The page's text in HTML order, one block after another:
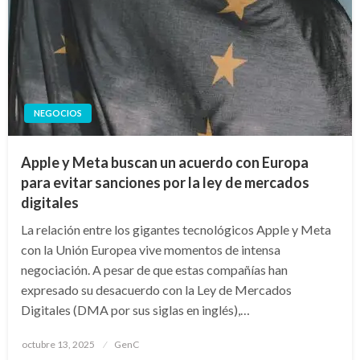
NEGOCIOS
Apple y Meta buscan un acuerdo con Europa
para evitar sanciones por la ley de mercados
digitales
La relación entre los gigantes tecnológicos Apple y Meta
con la Unión Europea vive momentos de intensa
negociación. A pesar de que estas compañías han
expresado su desacuerdo con la Ley de Mercados
Digitales (DMA por sus siglas en inglés),…
Publicado
octubre 13, 2025 GenC